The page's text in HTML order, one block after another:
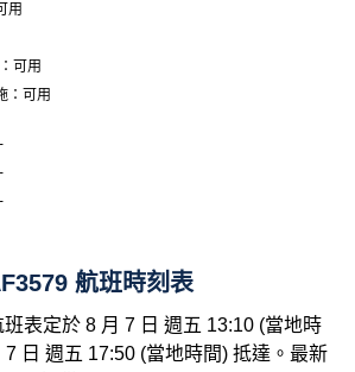
用
可用
：可用
航班時刻表
表定於 8 月 7 日 週五 13:10 (當地時
7 日 週五 17:50 (當地時間) 抵達。最新